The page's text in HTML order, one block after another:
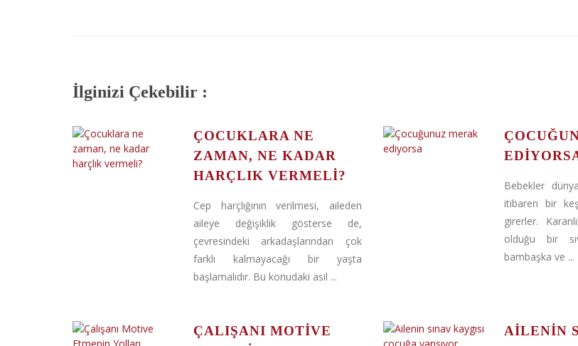
İlginizi Çekebilir :
ÇOCUKLARA NE
ZAMAN, NE KADAR
HARÇLIK VERMELI?
Cep harçlığının verilmesi, aileden
aileye değişiklik gösterse de,
çevresindeki arkadaşlarından çok
farklı kalmayacağı bir yaşta
başlamalıdır. Bu konudaki asıl ...
Bebekler
itibaren bir
girerler.
olduğu bir
bambaşka ve ...
ÇALIŞANI MOTIVE
AILENIN